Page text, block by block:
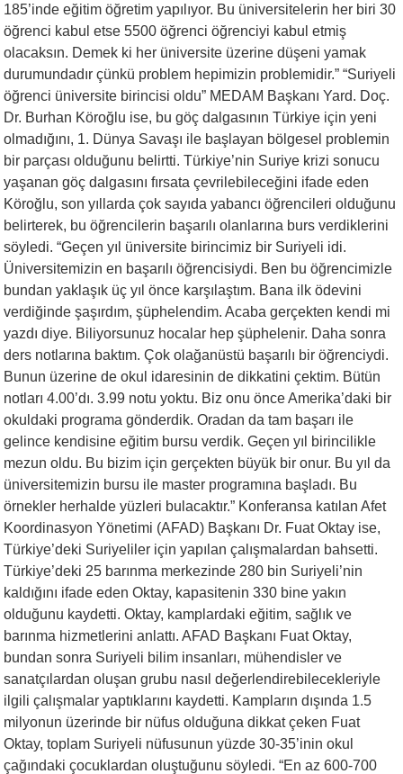
185’inde eğitim öğretim yapılıyor. Bu üniversitelerin her biri 30
öğrenci kabul etse 5500 öğrenci öğrenciyi kabul etmiş
olacaksın. Demek ki her üniversite üzerine düşeni yamak
durumundadır çünkü problem hepimizin problemidir.” “Suriyeli
öğrenci üniversite birincisi oldu” MEDAM Başkanı Yard. Doç.
Dr. Burhan Köroğlu ise, bu göç dalgasının Türkiye için yeni
olmadığını, 1. Dünya Savaşı ile başlayan bölgesel problemin
bir parçası olduğunu belirtti. Türkiye’nin Suriye krizi sonucu
yaşanan göç dalgasını fırsata çevrilebileceğini ifade eden
Köroğlu, son yıllarda çok sayıda yabancı öğrencileri olduğunu
belirterek, bu öğrencilerin başarılı olanlarına burs verdiklerini
söyledi. “Geçen yıl üniversite birincimiz bir Suriyeli idi.
Üniversitemizin en başarılı öğrencisiydi. Ben bu öğrencimizle
bundan yaklaşık üç yıl önce karşılaştım. Bana ilk ödevini
verdiğinde şaşırdım, şüphelendim. Acaba gerçekten kendi mi
yazdı diye. Biliyorsunuz hocalar hep şüphelenir. Daha sonra
ders notlarına baktım. Çok olağanüstü başarılı bir öğrenciydi.
Bunun üzerine de okul idaresinin de dikkatini çektim. Bütün
notları 4.00’dı. 3.99 notu yoktu. Biz onu önce Amerika’daki bir
okuldaki programa gönderdik. Oradan da tam başarı ile
gelince kendisine eğitim bursu verdik. Geçen yıl birincilikle
mezun oldu. Bu bizim için gerçekten büyük bir onur. Bu yıl da
üniversitemizin bursu ile master programına başladı. Bu
örnekler herhalde yüzleri bulacaktır.” Konferansa katılan Afet
Koordinasyon Yönetimi (AFAD) Başkanı Dr. Fuat Oktay ise,
Türkiye’deki Suriyeliler için yapılan çalışmalardan bahsetti.
Türkiye’deki 25 barınma merkezinde 280 bin Suriyeli’nin
kaldığını ifade eden Oktay, kapasitenin 330 bine yakın
olduğunu kaydetti. Oktay, kamplardaki eğitim, sağlık ve
barınma hizmetlerini anlattı. AFAD Başkanı Fuat Oktay,
bundan sonra Suriyeli bilim insanları, mühendisler ve
sanatçılardan oluşan grubu nasıl değerlendirebilecekleriyle
ilgili çalışmalar yaptıklarını kaydetti. Kampların dışında 1.5
milyonun üzerinde bir nüfus olduğuna dikkat çeken Fuat
Oktay, toplam Suriyeli nüfusunun yüzde 30-35’inin okul
çağındaki çocuklardan oluştuğunu söyledi. “En az 600-700